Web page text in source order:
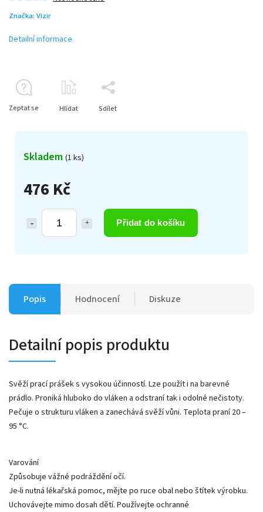
Značka: Vizir
476 Kč
Přidat do košíku
Skladem (1 ks)
Detailní informace
Zeptat se Hlídat Sdílet
Popis Hodnocení Diskuze
Detailní popis produktu
Svěží prací prášek s vysokou účinností. Lze použít i na barevné
prádlo. Proniká hluboko do vláken a odstraní tak i odolné nečistoty.
Pečuje o strukturu vláken a zanechává svěží vůni. Teplota praní 20 –
95 °C.
Varování
Způsobuje vážné podráždění očí.
Je-li nutná lékařská pomoc, mějte po ruce obal nebo štítek výrobku.
Uchovávejte mimo dosah dětí. Používejte ochranné